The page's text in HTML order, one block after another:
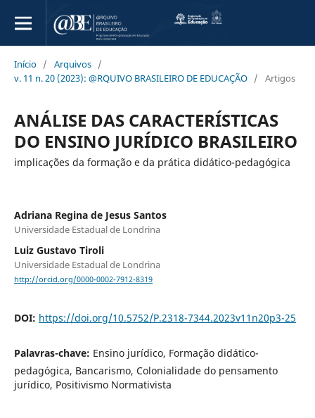
Início / Arquivos /
v. 11 n. 20 (2023): @RQUIVO BRASILEIRO DE EDUCAÇÃO / Artigos
ANÁLISE DAS CARACTERÍSTICAS
DO ENSINO JURÍDICO BRASILEIRO
implicações da formação e da prática didático-pedagógica
Adriana Regina de Jesus Santos
Universidade Estadual de Londrina
Luiz Gustavo Tiroli
Universidade Estadual de Londrina
http://orcid.org/0000-0002-7912-8319
DOI: https://doi.org/10.5752/P.2318-7344.2023v11n20p3-25
Palavras-chave: Ensino jurídico, Formação didático-
pedagógica, Bancarismo, Colonialidade do pensamento
jurídico, Positivismo Normativista